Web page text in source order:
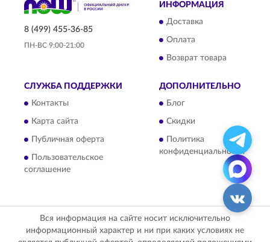
8 (499) 455-36-85
ПН-ВС 9:00-21:00
ИНФОРМАЦИЯ
Доставка
Оплата
Возврат товара
СЛУЖБА ПОДДЕРЖКИ
Контакты
Карта сайта
Публичная оферта
Пользовательское
соглашение
ДОПОЛНИТЕЛЬНО
Блог
Скидки
Политика
конфиденциальности
Вся информация на сайте носит исключительно
информационный характер и ни при каких условиях не